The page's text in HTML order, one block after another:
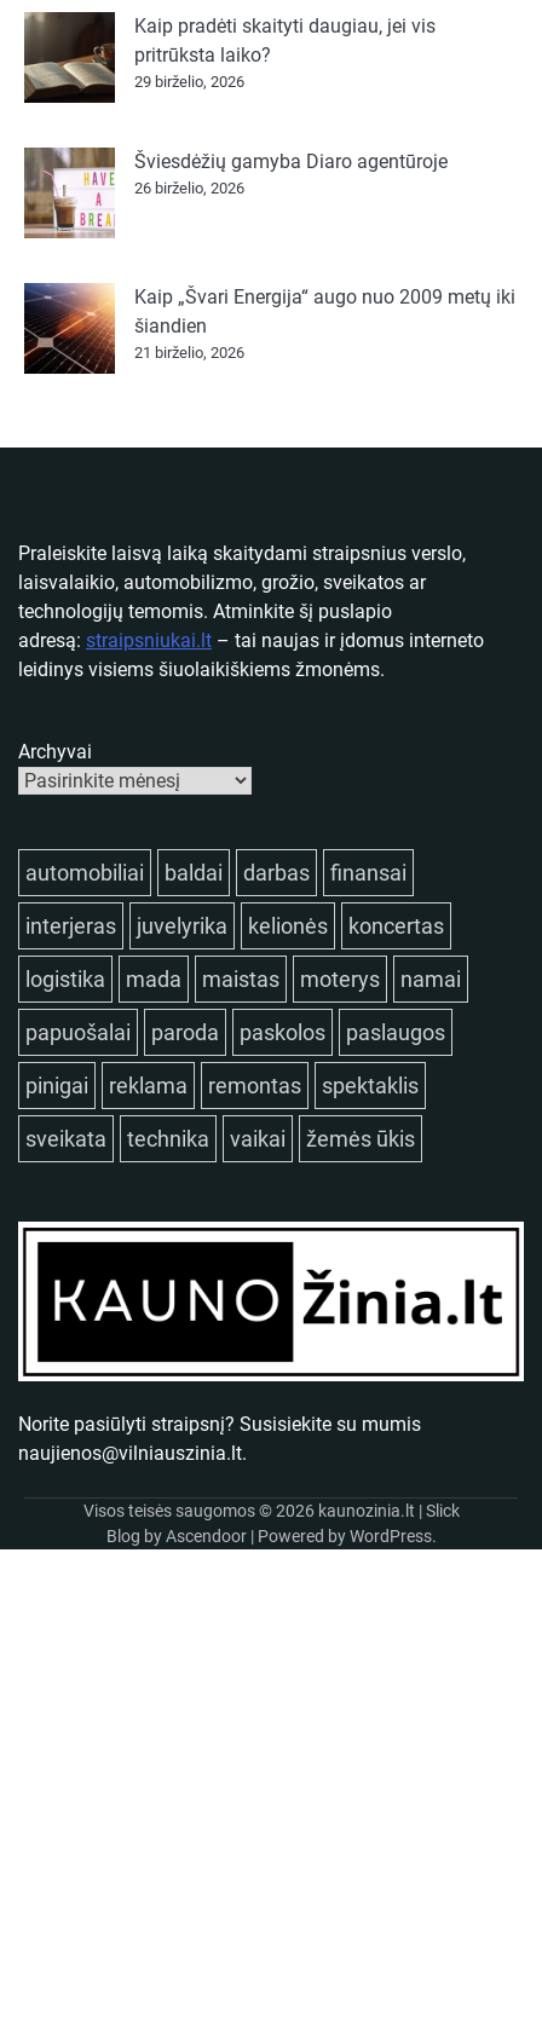
Kaip pradėti skaityti daugiau, jei vis
pritrūksta laiko?
29 birželio, 2026
Šviesdėžių gamyba Diaro agentūroje
26 birželio, 2026
Kaip „Švari Energija“ augo nuo 2009 metų iki
šiandien
21 birželio, 2026
Praleiskite laisvą laiką skaitydami straipsnius verslo,
laisvalaikio, automobilizmo, grožio, sveikatos ar
technologijų temomis. Atminkite šį puslapio
adresą: straipsniukai.lt – tai naujas ir įdomus interneto
leidinys visiems šiuolaikiškiems žmonėms.
Archyvai
automobiliai baldai darbas finansai
interjeras juvelyrika kelionės koncertas
logistika mada maistas moterys namai
papuošalai paroda paskolos paslaugos
pinigai reklama remontas spektaklis
sveikata technika vaikai žemės ūkis
Norite pasiūlyti straipsnį? Susisiekite su mumis
naujienos@vilniauszinia.lt.
Visos teisės saugomos © 2026 kaunozinia.lt | Slick
Blog byAscendoor| Powered byWordPress.